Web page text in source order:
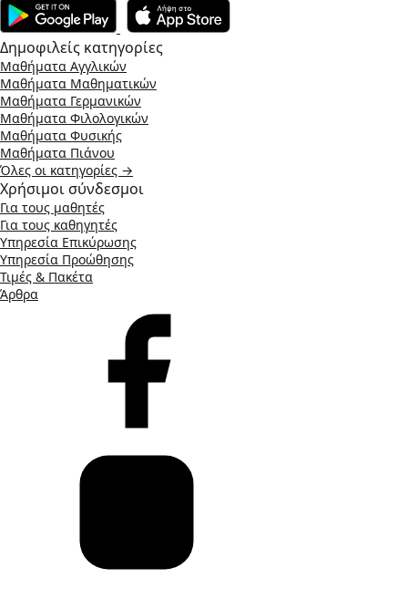
Δημοφιλείς κατηγορίες
Μαθήματα Αγγλικών
Μαθήματα Μαθηματικών
Μαθήματα Γερμανικών
Μαθήματα Φιλολογικών
Μαθήματα Φυσικής
Μαθήματα Πιάνου
Όλες οι κατηγορίες →
Χρήσιμοι σύνδεσμοι
Για τους μαθητές
Για τους καθηγητές
Υπηρεσία Επικύρωσης
Υπηρεσία Προώθησης
Τιμές & Πακέτα
Άρθρα